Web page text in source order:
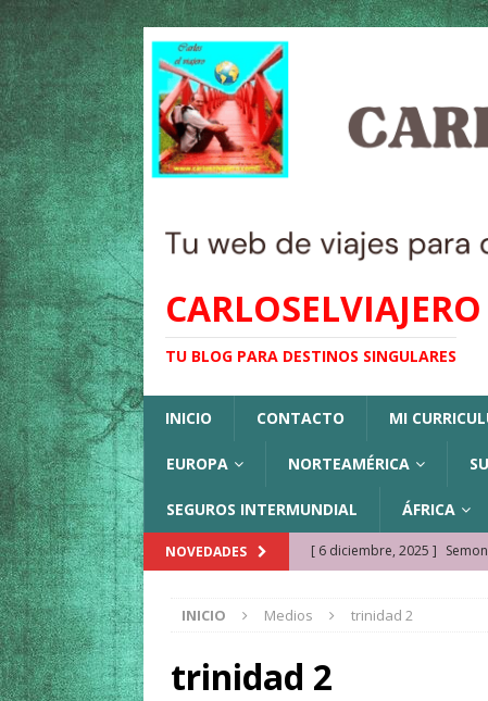
CARLOSELVIAJERO
TU BLOG PARA DESTINOS SINGULARES
INICIO CONTACTO MI
EUROPA NORTEAMÉRICA
SEGUROS INTERMUNDIAL ÁFRICA
NOVEDADES [ 6 diciembre, 2025 ]
KAZAJISTÁN
[ 22 noviembre, 2025 ]
INICIO Medios trinidad 2
trinidad 2